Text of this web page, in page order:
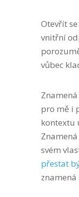
Otevřít
vnitřní
vůbec
pro mě i
kontextu
svém
přestat
znamená